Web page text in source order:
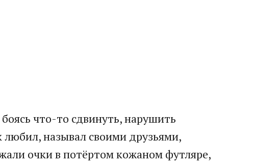
что-то сдвинуть, нарушить
называл своими друзьями,
очки в потёртом кожаном футляре,